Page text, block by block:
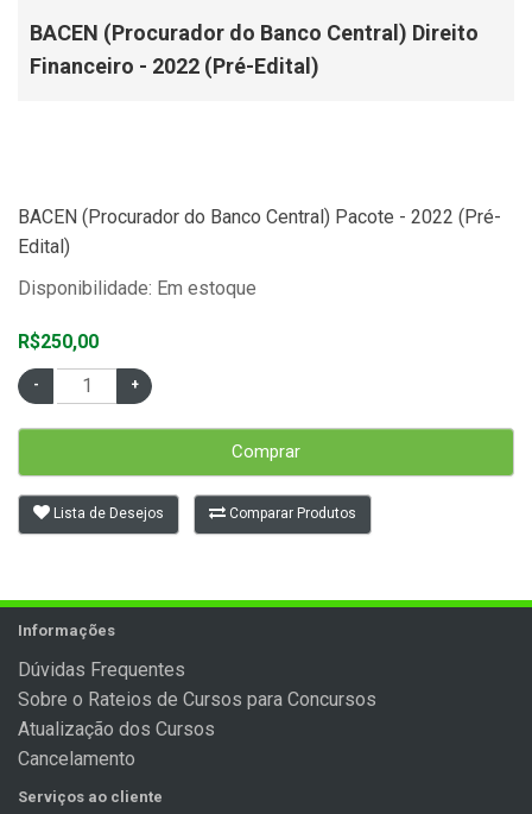
BACEN (Procurador do Banco Central) Direito
Financeiro - 2022 (Pré-Edital)
BACEN (Procurador do Banco Central) Pacote - 2022 (Pré-
Edital)
Disponibilidade: Em estoque
R$250,00
Comprar
Lista de Desejos Comparar Produtos
Informações
Dúvidas Frequentes
Sobre o Rateios de Cursos para Concursos
Atualização dos Cursos
Cancelamento
Serviços ao cliente